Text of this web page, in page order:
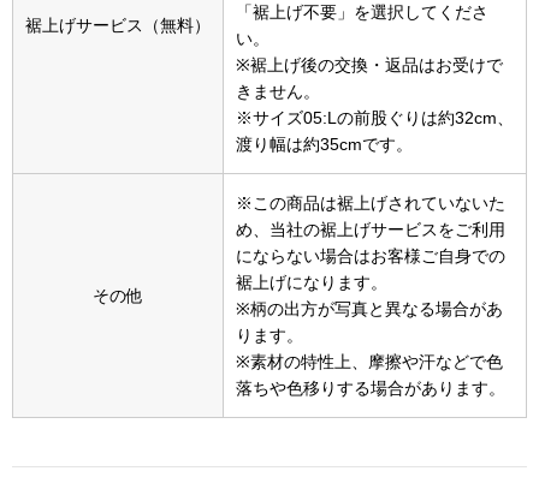
すべて見る
ウオッチ
ネックレス
ブレスレット
その他
ファッション
帽子
裾上げサービス（無料）
「裾上げ不要」を選択してくださ
い。
※裾上げ後の交換・返品はお受けで
きません。
※サイズ05:Lの前股ぐりは約32cm、
渡り幅は約35cmです。
その他
※この商品は裾上げされていないた
め、当社の裾上げサービスをご利用
にならない場合はお客様ご自身での
裾上げになります。
※柄の出方が写真と異なる場合があ
ります。
※素材の特性上、摩擦や汗などで色
落ちや色移りする場合があります。